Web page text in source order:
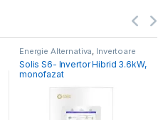
Energie Alternativa, Invertoare
Fotovoltaice
Solis S6- Invertor Hibrid 3.6kW,
monofazat